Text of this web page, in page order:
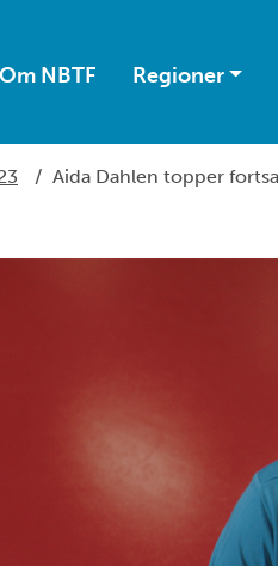
Om NBTF Regioner
/ Aida Dahlen topper